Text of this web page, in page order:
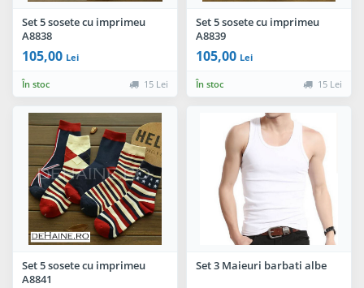
Set 5 sosete cu imprimeu
A8838
105,00 Lei
În stoc 15 Lei
Set 5 sosete cu imprimeu
A8839
105,00 Lei
În stoc 15 Lei
Set 5 sosete cu imprimeu
A8841
Set 3 Maieuri barbati albe